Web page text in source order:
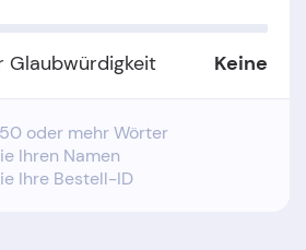
Glaubwürdigkeit Keine
oder mehr Wörter
Ihren Namen
Ihre Bestell-ID